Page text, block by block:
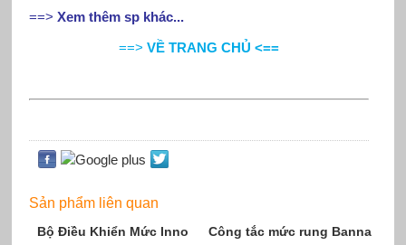
==> Xem thêm sp khác...
==> VỀ TRANG CHỦ <==
Sản phẩm liên quan
Bộ Điều Khiển Mức Inno Công tắc mức rung Banna